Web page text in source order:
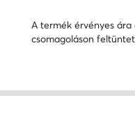
A termék érvényes
csomagoláson